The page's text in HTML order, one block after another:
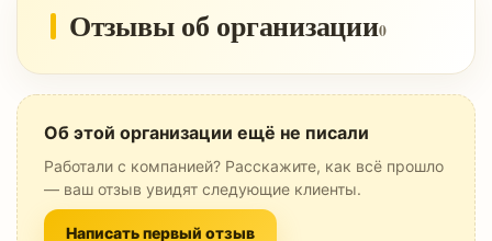
Отзывы об организации0
Об этой организации ещё не писали
Работали с компанией? Расскажите, как всё прошло
— ваш отзыв увидят следующие клиенты.
Написать первый отзыв